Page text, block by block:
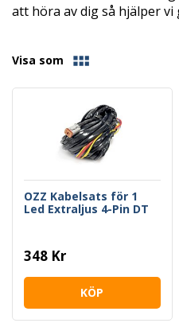
att höra av dig så hjälper vi
Visa som
OZZ Kabelsats för 1
Led Extraljus 4-Pin DT
348 Kr
KÖP